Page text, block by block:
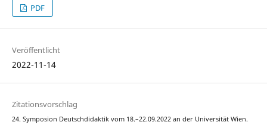
PDF
Veröffentlicht
2022-11-14
Zitationsvorschlag
24. Symposion Deutschdidaktik vom 18.–22.09.2022 an der Universität Wien.